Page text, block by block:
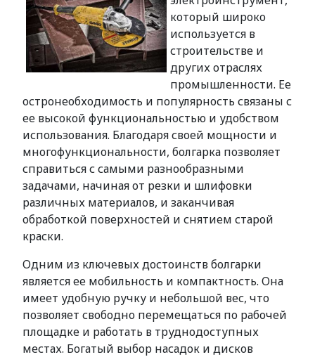
который широко
используется в
строительстве и
других отраслях
промышленности. Ее
остронеобходимость и популярность связаны с
ее высокой функциональностью и удобством
использования. Благодаря своей мощности и
многофункциональности, болгарка позволяет
справиться с самыми разнообразными
задачами, начиная от резки и шлифовки
различных материалов, и заканчивая
обработкой поверхностей и снятием старой
краски.
Одним из ключевых достоинств болгарки
является ее мобильность и компактность. Она
имеет удобную ручку и небольшой вес, что
позволяет свободно перемещаться по рабочей
площадке и работать в труднодоступных
местах. Богатый выбор насадок и дисков